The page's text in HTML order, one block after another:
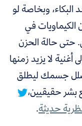
وبخاصة لو
في
حالة الحزن
أغنية لا يزيد زمنها
جسمك ليطلق
حقيقيين،
حديثة.